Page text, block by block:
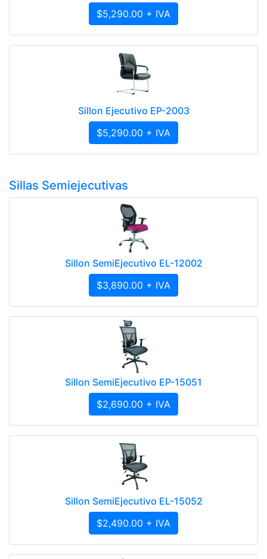
$5,290.00 + IVA
Sillon Ejecutivo EP-2003
$5,290.00 + IVA
Sillas Semiejecutivas
Sillon SemiEjecutivo EL-12002
$3,890.00 + IVA
Sillon SemiEjecutivo EP-15051
$2,690.00 + IVA
Sillon SemiEjecutivo EL-15052
$2,490.00 + IVA